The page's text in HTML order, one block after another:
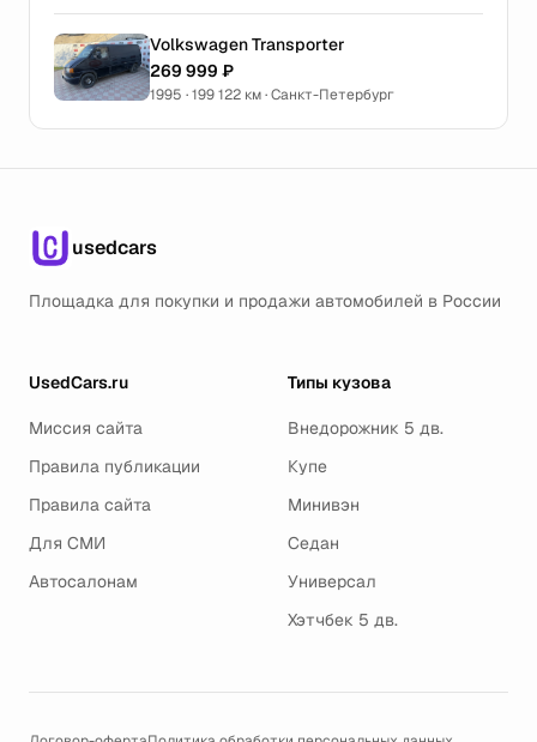
Volkswagen Transporter
269 999 ₽
1995 · 199 122 км · Санкт-Петербург
usedcars
Площадка для покупки и продажи автомобилей в России
UsedCars.ru
Миссия сайта
Правила публикации
Правила сайта
Для СМИ
Автосалонам
Типы кузова
Внедорожник 5 дв.
Купе
Минивэн
Седан
Универсал
Хэтчбек 5 дв.